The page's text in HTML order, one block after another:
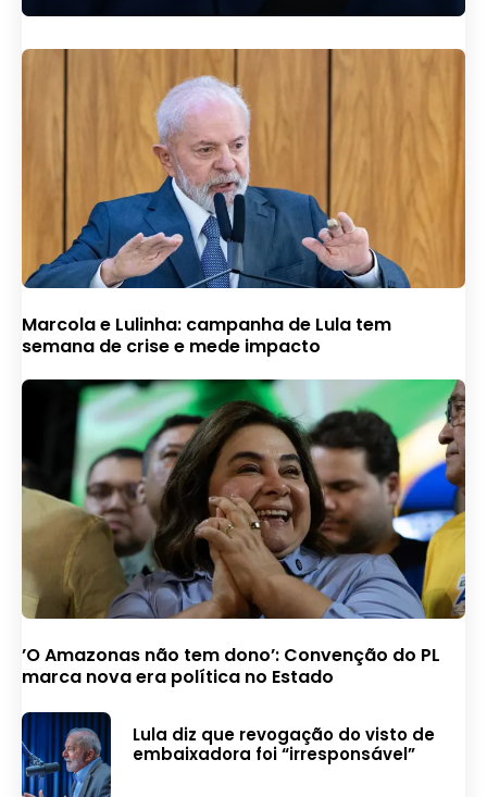
Marcola e Lulinha: campanha de Lula tem
semana de crise e mede impacto
’O Amazonas não tem dono’: Convenção do PL
marca nova era política no Estado
Lula diz que revogação do visto de
embaixadora foi “irresponsável”